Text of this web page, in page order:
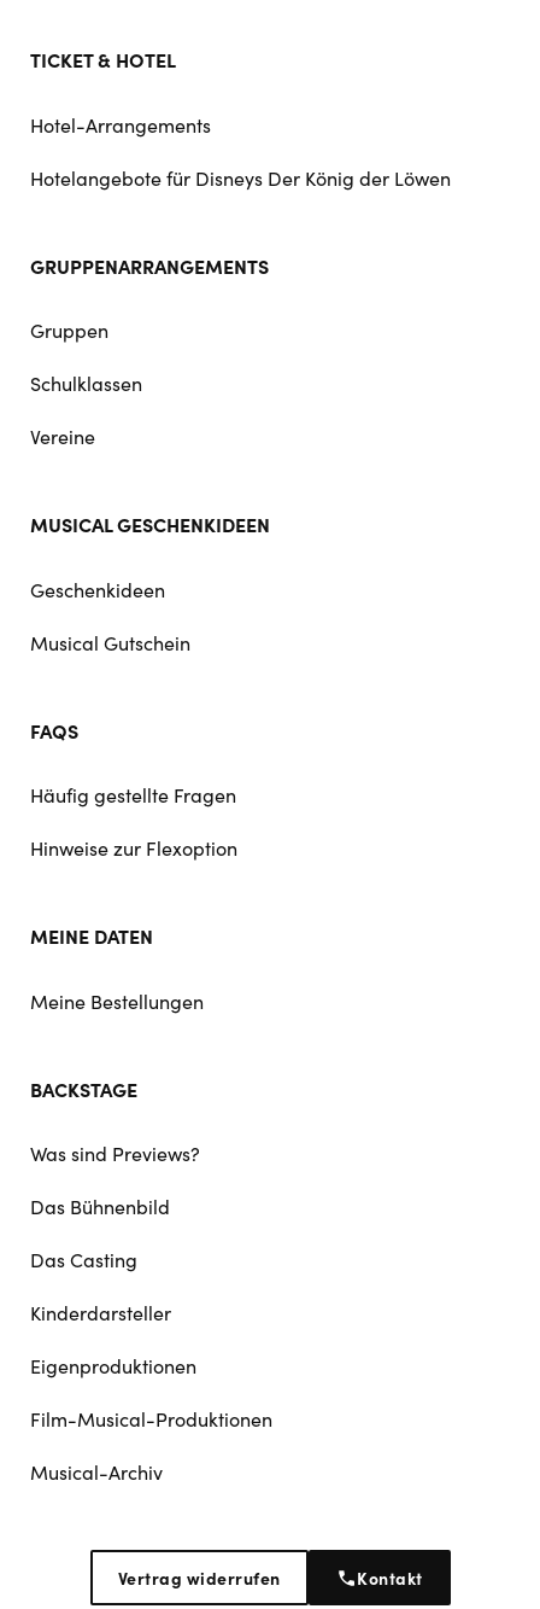
TICKET & HOTEL
Hotel-Arrangements
Hotelangebote für Disneys Der König der Löwen
GRUPPENARRANGEMENTS
Gruppen
Schulklassen
Vereine
MUSICAL GESCHENKIDEEN
Geschenkideen
Musical Gutschein
FAQS
Häufig gestellte Fragen
Hinweise zur Flexoption
MEINE DATEN
Meine Bestellungen
BACKSTAGE
Was sind Previews?
Das Bühnenbild
Das Casting
Kinderdarsteller
Eigenproduktionen
Film-Musical-Produktionen
Musical-Archiv
Vertrag widerrufen Kontakt